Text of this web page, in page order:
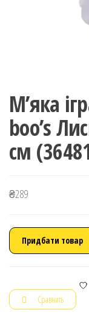
М’яка
boo’s
см
₴289
Придбати товар
Сравнить